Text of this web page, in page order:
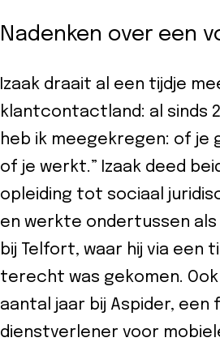
Nadenken over een
Izaak draait al een tijdje
klantcontactland: al sinds
heb ik meegekregen: of je
of je werkt.” Izaak deed
opleiding tot sociaal
en werkte ondertussen
bij Telfort, waar hij via een
terecht was gekomen.
aantal jaar bij Aspider, een
dienstverlener voor